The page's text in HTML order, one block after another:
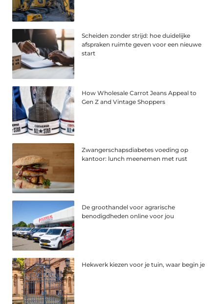
Scheiden zonder strijd: hoe duidelijke
afspraken ruimte geven voor een nieuwe
start
How Wholesale Carrot Jeans Appeal to
Gen Z and Vintage Shoppers
Zwangerschapsdiabetes voeding op
kantoor: lunch meenemen met rust
De groothandel voor agrarische
benodigdheden online voor jou
Hekwerk kiezen voor je tuin, waar begin je